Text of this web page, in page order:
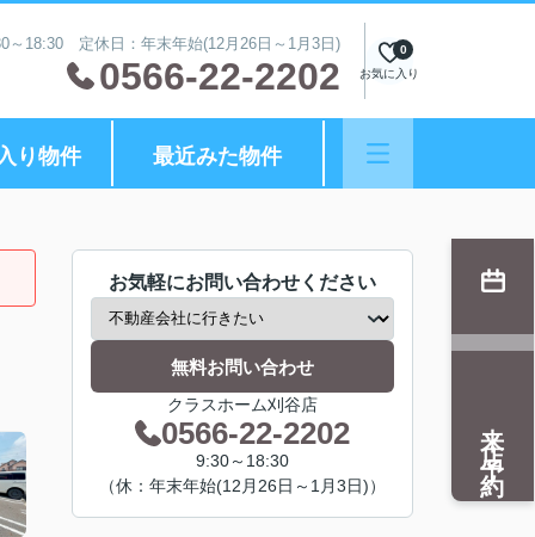
～18:30 定休日：年末年始(12月26日～1月3日)
0566-22-2202 お気に入り
0
り物件 最近みた物件
お気軽にお問い合わせください
無料お問い合わせ
クラスホーム刈谷店
0566-22-2202
9:30～18:30
（休：年末年始(12月26日～1月3日)）
来店予約